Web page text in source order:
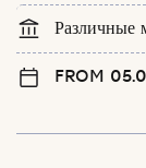
Различные
FROM